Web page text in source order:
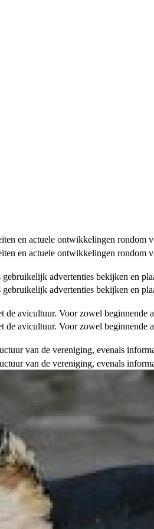
en actuele ontwikkelingen rondom
en actuele ontwikkelingen rondom
advertenties bekijken en
advertenties bekijken en
avicultuur. Voor zowel beginnende
avicultuur. Voor zowel beginnende
van de vereniging, evenals
van de vereniging, evenals